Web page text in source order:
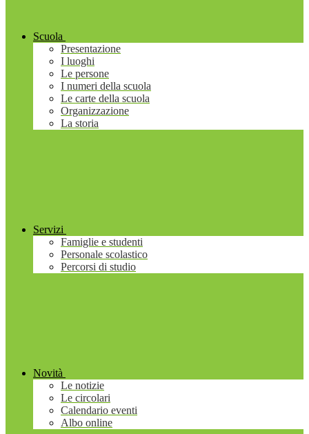
Scuola
Presentazione
I luoghi
Le persone
I numeri della scuola
Le carte della scuola
Organizzazione
La storia
Servizi
Famiglie e studenti
Personale scolastico
Percorsi di studio
Novità
Le notizie
Le circolari
Calendario eventi
Albo online